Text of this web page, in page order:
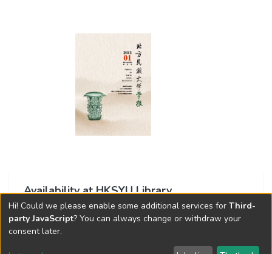
Availability at HKSYU Library
This item is currently not available.
Hi! Could we please enable some additional services for Third-
party JavaScript? You can always change or withdraw your
consent later.